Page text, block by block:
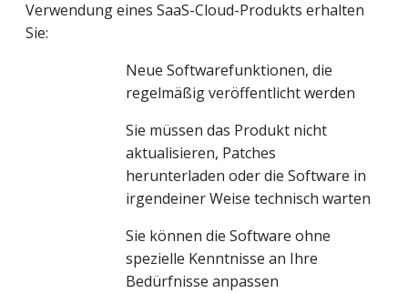
Verwendung eines SaaS-Cloud-Produkts erhalten
Sie:
Neue Softwarefunktionen, die
regelmäßig veröffentlicht werden
Sie müssen das Produkt nicht
aktualisieren, Patches
herunterladen oder die Software in
irgendeiner Weise technisch warten
Sie können die Software ohne
spezielle Kenntnisse an Ihre
Bedürfnisse anpassen